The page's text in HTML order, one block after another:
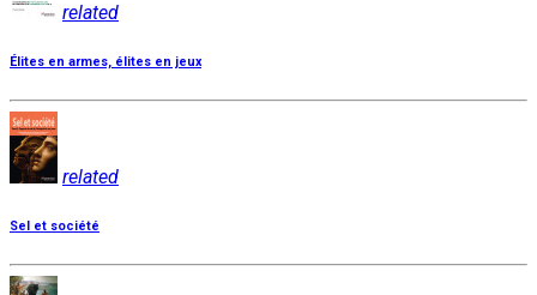
related
Élites en armes, élites en jeux
related
Sel et société